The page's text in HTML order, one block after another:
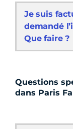
Je suis
demandé
Que faire ?
Questions
dans Paris